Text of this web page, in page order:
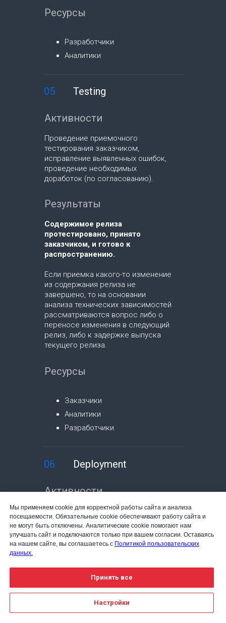
Ресурсы
Разработчики
Аналитики
05 Testing
Активности
Проведение приемочного
тестирования заказчиком,
исправление выявленных ошибок,
проведение необходимых
доработок (по согласованию).
Результаты
Содержимое релиза
протестировано, принято
заказчиком, и готово к
распространению.
Если приемка какого-то изменение
из содержания релиза не
завершено, то на основании
анализа технических зависимостей
рассматриваются вопрос либо о
переносе изменения в следующий
релиз, либо к задержке выпуска
текущего релиза.
Ресурсы
Заказчики
Аналитики
Разработчики
06 Deployment
Активности
Пакет изменений передается в
эксплуатацию. Публикация новой
версии продукта в продуктивной
среде.
Результаты
Изменения перенесены в
Мы применяем cookie для корректной работы сайта и анализа
посещаемости. Обязательные cookie обеспечивают работу сайта и
не могут быть отключены. Аналитические cookie помогают нам
улучшать сайт и подключаются только при вашем согласии. Оставаясь
на нашем сайте, вы соглашаетесь с Политикой пользовательских
данных.
Принять все
Настройки